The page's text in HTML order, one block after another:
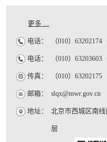
更多 ...
电话： （010）63202174
电话： （010）63203603
传真： （010）63202175
邮箱： slqx@mwr.gov.cn
地址： 北京市西城区南
层